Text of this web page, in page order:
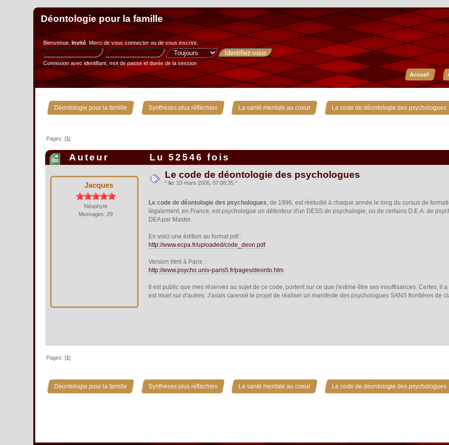
Déontologie pour la famille
Bienvenue,Invité. Merci devous connecterou devous inscrire.
Connexion avec identifiant, mot de passe et durée de la session
Accueil
Déontologie pour la famille » Synthèses plus réfléchies » La santé mentale au coeur » Le code de déontologie des psychologues
Pages: [1]
Auteur Lu 52546 fois
Jacques
Néophyte
Messages: 29
Le code de déontologie des psychologues
* le: 10 mars 2006, 07:08:35 *
Le code de déontologie des psychologues, de 1996, est réétudié à chaque année le long du cursus de
légalement, en France, est psychologue un détenteur d'un DESS de psychologie, ou de certains D.E.A. de
DEA par Master.
En voici une édition au format pdf :
http://www.ecpa.fr/uploaded/code_deon.pdf
Version html à Paris :
http://www.psycho.univ-paris5.fr/pages/deonto.htm
Il est public que mes réserves au sujet de ce code, portent sur ce que j'estime être ses insuffisances. Certes, il
est muet sur d'autres. J'avais caressé le projet de réaliser un manifeste des psychologues SANS frontières de
Pages: [1]
Déontologie pour la famille » Synthèses plus réfléchies » La santé mentale au coeur » Le code de déontologie des psychologues